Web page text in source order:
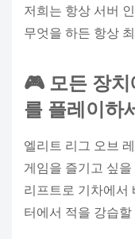
저희는 항상 서버
무엇을 하든 항상
🎮 모든 장
를 플레이하
엘리트 리그 오브
게임을 즐기고 싶
리프트로 기차에서
터에서 적을 강습